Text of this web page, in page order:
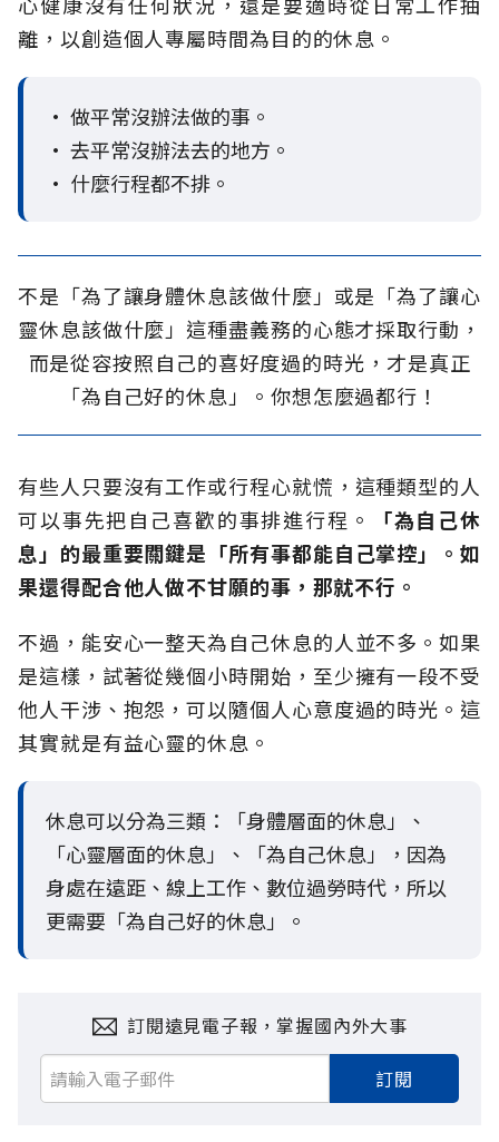
離，以創造個人專屬時間為目的的休息。
• 做平常沒辦法做的事。
• 去平常沒辦法去的地方。
• 什麼行程都不排。
不是「為了讓身體休息該做什麼」或是「為了讓心
靈休息該做什麼」這種盡義務的心態才採取行動，
而是從容按照自己的喜好度過的時光，才是真正
「為自己好的休息」。你想怎麼過都行！
有些人只要沒有工作或行程心就慌，這種類型的人
可以事先把自己喜歡的事排進行程。
「為自己休
息」的最重要關鍵是「所有事都能自己掌控」。如
果還得配合他人做不甘願的事，那就不行。
不過，能安心一整天為自己休息的人並不多。如果
是這樣，試著從幾個小時開始，至少擁有一段不受
他人干涉、抱怨，可以隨個人心意度過的時光。這
其實就是有益心靈的休息。
休息可以分為三類：「身體層面的休息」、
「心靈層面的休息」、「為自己休息」，因為
身處在遠距、線上工作、數位過勞時代，所以
更需要「為自己好的休息」。
訂閱遠見電子報，掌握國內外大事
訂閱